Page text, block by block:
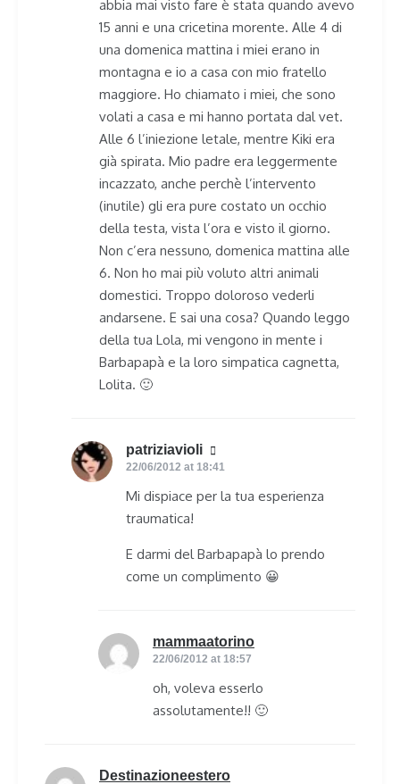
abbia mai visto fare è stata quando avevo
15 anni e una cricetina morente. Alle 4 di
una domenica mattina i miei erano in
montagna e io a casa con mio fratello
maggiore. Ho chiamato i miei, che sono
volati a casa e mi hanno portata dal vet.
Alle 6 l’iniezione letale, mentre Kiki era
già spirata. Mio padre era leggermente
incazzato, anche perchè l’intervento
(inutile) gli era pure costato un occhio
della testa, vista l’ora e visto il giorno.
Non c’era nessuno, domenica mattina alle
6. Non ho mai più voluto altri animali
domestici. Troppo doloroso vederli
andarsene. E sai una cosa? Quando leggo
della tua Lola, mi vengono in mente i
Barbapapà e la loro simpatica cagnetta,
Lolita. 🙂
patriziavioli
22/06/2012 at 18:41
Mi dispiace per la tua esperienza
traumatica!
E darmi del Barbapapà lo prendo
come un complimento 😀
mammaatorino
22/06/2012 at 18:57
oh, voleva esserlo
assolutamente!! 🙂
Destinazioneestero